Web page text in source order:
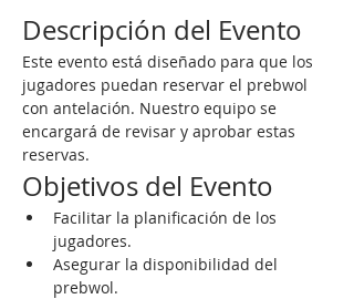
Descripción del Evento
Este evento está diseñado para que los
jugadores puedan reservar el prebwol
con antelación. Nuestro equipo se
encargará de revisar y aprobar estas
reservas.
Objetivos del Evento
Facilitar la planificación de los
jugadores.
Asegurar la disponibilidad del
prebwol.